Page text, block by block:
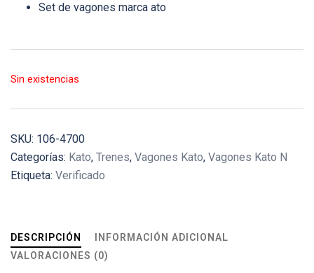
Set de vagones marca ato
Sin existencias
SKU: 106-4700
Categorías: Kato, Trenes, Vagones Kato, Vagones Kato N
Etiqueta: Verificado
DESCRIPCIÓN
INFORMACIÓN ADICIONAL
VALORACIONES (0)